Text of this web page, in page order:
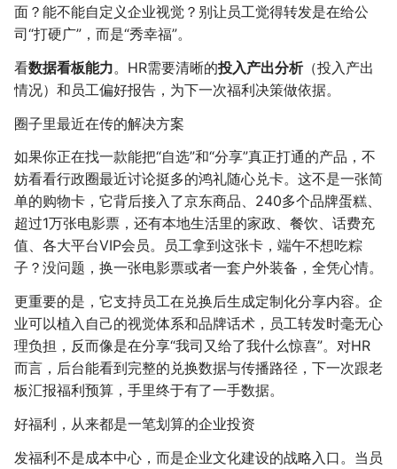
面？能不能自定义企业视觉？别让员工觉得转发是在给公
司“打硬广”，而是“秀幸福”。
看数据看板能力。HR需要清晰的投入产出分析（投入产出
情况）和员工偏好报告，为下一次福利决策做依据。
圈子里最近在传的解决方案
如果你正在找一款能把“自选”和“分享”真正打通的产品，不
妨看看行政圈最近讨论挺多的鸿礼随心兑卡。这不是一张简
单的购物卡，它背后接入了京东商品、240多个品牌蛋糕、
超过1万张电影票，还有本地生活里的家政、餐饮、话费充
值、各大平台VIP会员。员工拿到这张卡，端午不想吃粽
子？没问题，换一张电影票或者一套户外装备，全凭心情。
更重要的是，它支持员工在兑换后生成定制化分享内容。企
业可以植入自己的视觉体系和品牌话术，员工转发时毫无心
理负担，反而像是在分享“我司又给了我什么惊喜”。对HR
而言，后台能看到完整的兑换数据与传播路径，下一次跟老
板汇报福利预算，手里终于有了一手数据。
好福利，从来都是一笔划算的企业投资
发福利不是成本中心，而是企业文化建设的战略入口。当员